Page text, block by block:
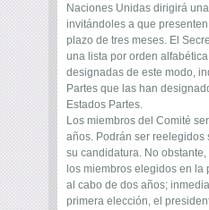
Naciones Unidas dirigirá
invitándoles a que
plazo de tres meses. El
una lista por orden
designadas de este modo,
Partes que las han
Estados Partes.
Los miembros del Comité
años. Podrán ser reelegidos
su candidatura. No
los miembros elegidos en
al cabo de dos años;
primera elección, el